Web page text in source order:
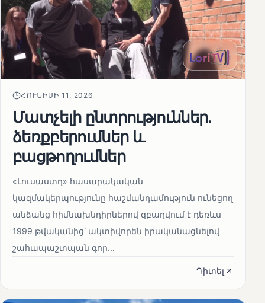
ՀՈՒՆԻՍԻ 11, 2026
Մատչելի ընտրություններ.
ձեռքբերումներ և
բացթողումներ
«Լուսաստղ» հասարակական
կազմակերպությունը հաշմանդամություն ունեցող
անձանց հիմնախնդիրներով զբաղվում է դեռևս
1999 թվականից՝ ակտիվորեն իրականացնելով
շահապաշտպան գոր...
Դիտել